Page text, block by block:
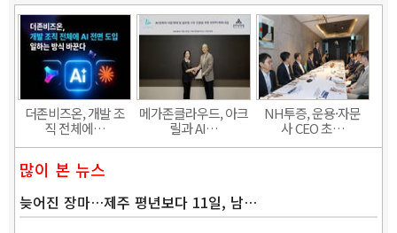
더존비즈온, 개발 조
직 전체에…
메가존클라우드, 아크
릴과 AI…
NH투증, 운용·자문
사 CEO 초…
많이 본 뉴스
늦어진 장마…제주 평년보다 11일, 남…